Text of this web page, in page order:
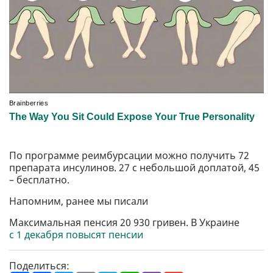
По программе реимбурсации можно получить 72
препарата инсулинов. 27 с небольшой доплатой, 45
– бесплатно.
Напомним, ранее мы писали
Максимальная пенсия 20 930 гривен. В Украине
с 1 декабря повысят пенсии
Поделиться: